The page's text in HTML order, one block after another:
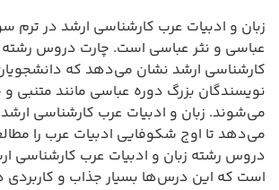
زبان و ادبیات عرب کارشناسی ارشد در
عباسی و نثر عباسی است. چارت دروس رشته
کارشناسی ارشد نشان می‌دهد که دانشجویان
نویسندگان بزرگ دوره عباسی مانند متنبی و
می‌شوند. زبان و ادبیات عرب کارشناسی
می‌دهد تا اوج شکوفایی ادبیات عرب را
دروس رشته زبان و ادبیات عرب کارشناسی
است که این درس‌ها بسیار جذاب و کاربردی